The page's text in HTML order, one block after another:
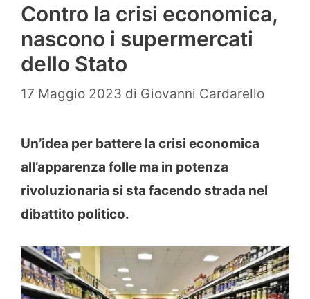
Contro la crisi economica,
nascono i supermercati
dello Stato
17 Maggio 2023 di Giovanni Cardarello
Un’idea per battere la crisi economica
all’apparenza folle ma in potenza
rivoluzionaria si sta facendo strada nel
dibattito politico.